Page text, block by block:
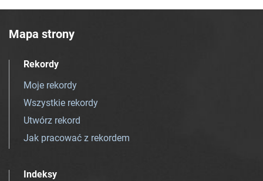
Mapa strony
Rekordy
Moje rekordy
Wszystkie rekordy
Utwórz rekord
Jak pracować z rekordem
Indeksy